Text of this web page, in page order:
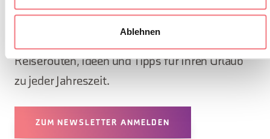
Ablehnen
Reiserouten, Ideen und Tipps für Ihren Urlaub
zu jeder Jahreszeit.
ZUM NEWSLETTER ANMELDEN